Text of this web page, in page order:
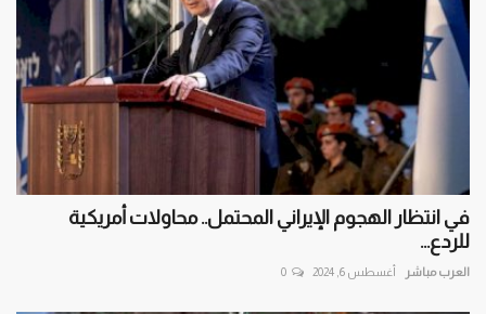
في انتظار الهجوم الإيراني المحتمل.. محاولات أمريكية
للردع...
العرب مباشر أغسطس 6, 2024 0